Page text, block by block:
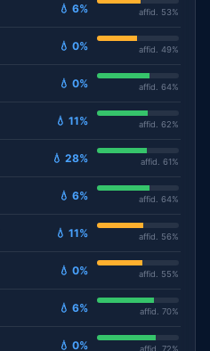
💧 6% affid. 53%
💧 0% affid. 49%
💧 0% affid. 64%
💧 11% affid. 62%
💧 28% affid. 61%
💧 6% affid. 64%
💧 11% affid. 56%
💧 0% affid. 55%
💧 6% affid. 70%
💧 0% affid. 72%